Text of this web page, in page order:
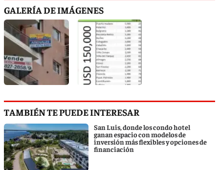
GALERÍA DE IMÁGENES
TAMBIÉN TE PUEDE INTERESAR
San Luis, donde los condo hotel
ganan espacio con modelos de
inversión más flexibles y opciones de
financiación